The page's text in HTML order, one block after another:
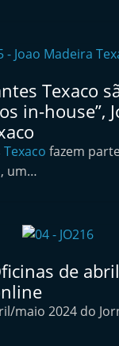
r
a
r
k
e
t
o
m
ó
Texaco
in-house”,
Texaco fazem
, um…
de
maio 2024 do